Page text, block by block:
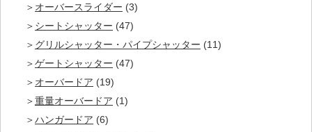
オーバースライダー (3)
シートシャッター (47)
グリルシャッター・パイプシャッター (11)
ゲートシャッター (47)
オーバードア (19)
重量オーバードア (1)
ハンガードア (6)